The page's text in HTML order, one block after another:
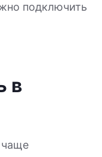
подключить
в
чаще